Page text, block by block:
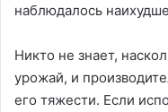
наблюдалось
Никто не знает,
урожай, и
его тяжести. Если